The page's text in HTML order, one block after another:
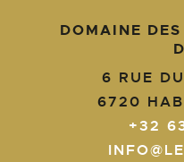
DOMAINE
6 RUE
6720
+32